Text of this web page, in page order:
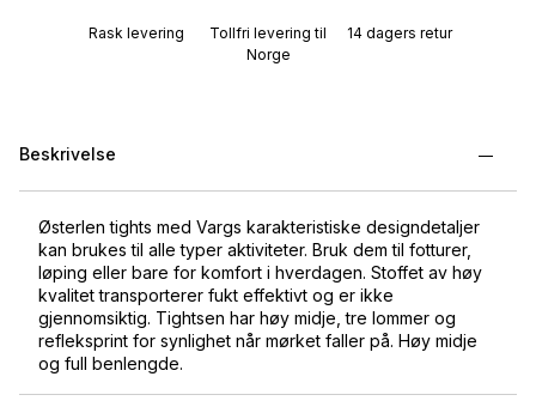
Rask levering
Tollfri levering til
Norge
14 dagers retur
Beskrivelse
Østerlen tights med Vargs karakteristiske designdetaljer
kan brukes til alle typer aktiviteter. Bruk dem til fotturer,
løping eller bare for komfort i hverdagen. Stoffet av høy
kvalitet transporterer fukt effektivt og er ikke
gjennomsiktig. Tightsen har høy midje, tre lommer og
refleksprint for synlighet når mørket faller på. Høy midje
og full benlengde.